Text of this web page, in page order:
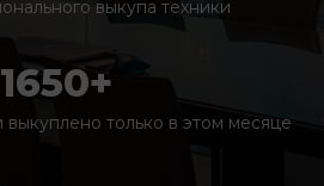
выкупа техники
1650+
только в этом месяце